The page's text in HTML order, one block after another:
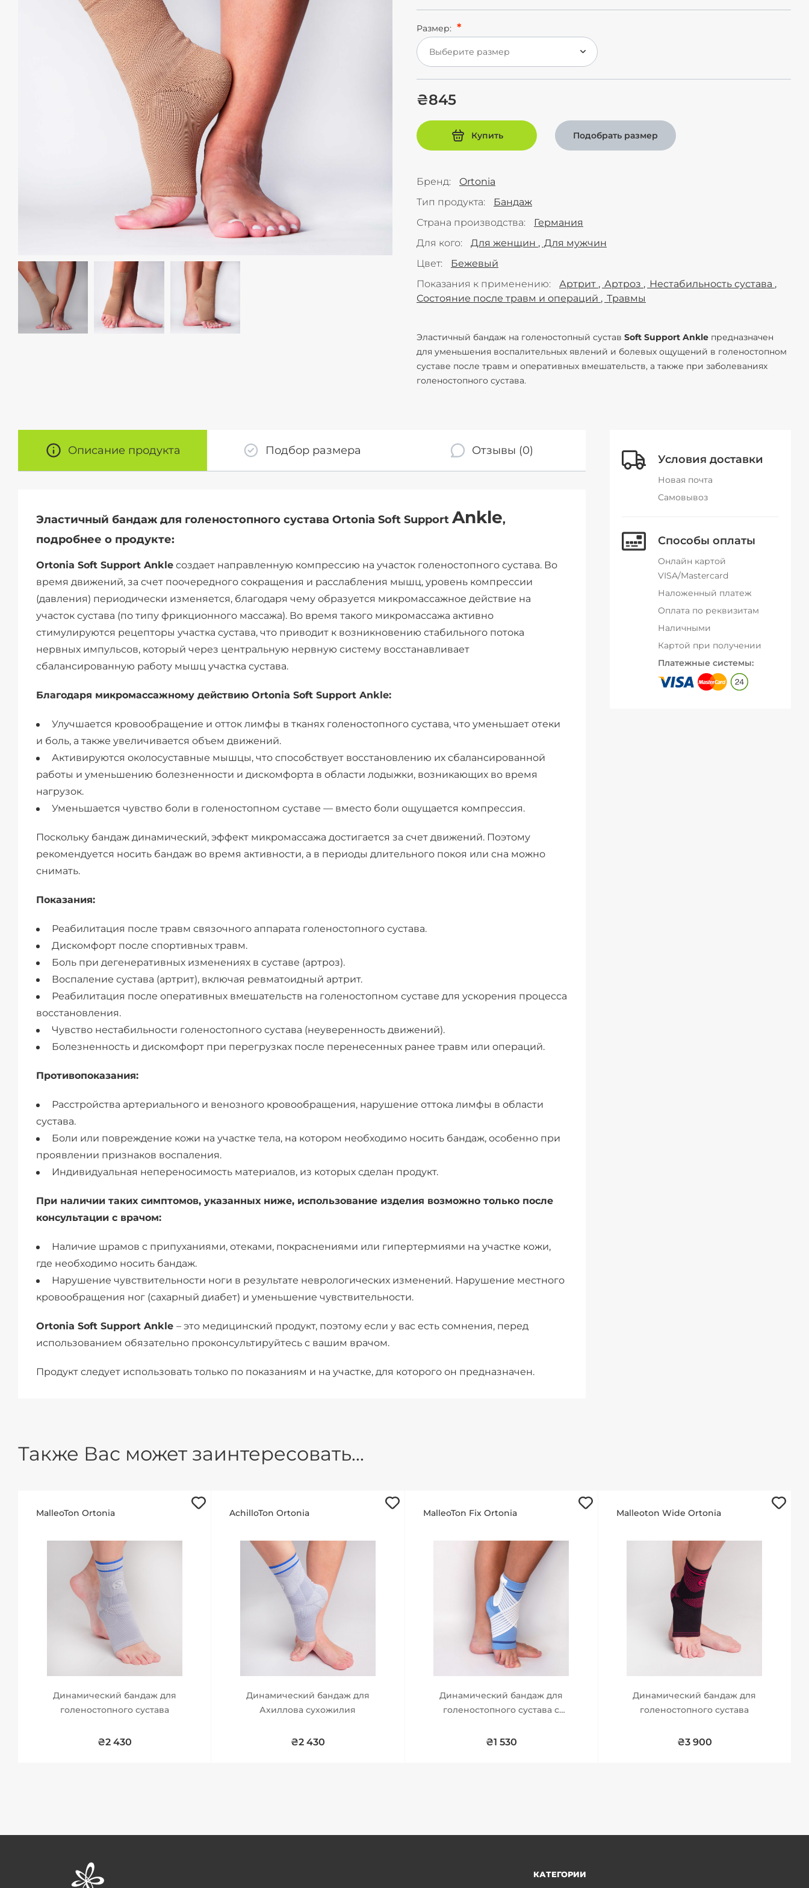
Спина и таз
Для беременных
Размер:
Выберите размер
₴845
Купить Подобрать размер
Бренд
Ortonia
Тип продукта
Бандаж
Страна производства
Германия
Для кого
Для женщин
Для мужчин
Цвет
Бежевый
Показания к применению
Артрит Артроз
Нестабильность сустава
Состояние после травм и операций
Травмы
Эластичный бандаж на голеностопный сустав Soft Support Ankle предназначен
для уменьшения воспалительных явлений и болевых ощущений в голеностопном
суставе после травм и оперативных вмешательств, а также при заболеваниях
голеностопного сустава.
Описание продукта Подбор размера Отзывы (0)
Эластичный бандаж для голеностопного сустава Ortonia Soft Support Ankle,
подробнее о продукте:
Ortonia Soft Support Ankle создает направленную компрессию на участок голеностопного сустава. Во
время движений, за счет поочередного сокращения и расслабления мышц, уровень компрессии
(давления) периодически изменяется, благодаря чему образуется микромассажное действие на
участок сустава (по типу фрикционного массажа). Во время такого микромассажа активно
стимулируются рецепторы участка сустава, что приводит к возникновению стабильного потока
нервных импульсов, который через центральную нервную систему восстанавливает
сбалансированную работу мышц участка сустава.
Благодаря микромассажному действию Ortonia Soft Support Ankle:
Улучшается кровообращение и отток лимфы в тканях голеностопного сустава, что уменьшает отеки
и боль, а также увеличивается объем движений.
Активируются околосуставные мышцы, что способствует восстановлению их сбалансированной
работы и уменьшению болезненности и дискомфорта в области лодыжки, возникающих во время
нагрузок.
Уменьшается чувство боли в голеностопном суставе — вместо боли ощущается компрессия.
Поскольку бандаж динамический, эффект микромассажа достигается за счет движений. Поэтому
рекомендуется носить бандаж во время активности, а в периоды длительного покоя или сна можно
снимать.
Показания:
Реабилитация после травм связочного аппарата голеностопного сустава.
Дискомфорт после спортивных травм.
Боль при дегенеративных изменениях в суставе (артроз).
Воспаление сустава (артрит), включая ревматоидный артрит.
Реабилитация после оперативных вмешательств на голеностопном суставе для ускорения процесса
восстановления.
Чувство нестабильности голеностопного сустава (неуверенность движений).
Болезненность и дискомфорт при перегрузках после перенесенных ранее травм или операций.
Противопоказания:
Расстройства артериального и венозного кровообращения, нарушение оттока лимфы в области
сустава.
Боли или повреждение кожи на участке тела, на котором необходимо носить бандаж, особенно при
проявлении признаков воспаления.
Индивидуальная непереносимость материалов, из которых сделан продукт.
При наличии таких симптомов, указанных ниже, использование изделия возможно только после
консультации с врачом:
Наличие шрамов с припуханиями, отеками, покраснениями или гипертермиями на участке кожи,
где необходимо носить бандаж.
Нарушение чувствительности ноги в результате неврологических изменений. Нарушение местного
кровообращения ног (сахарный диабет) и уменьшение чувствительности.
Ortonia Soft Support Ankle – это медицинский продукт, поэтому если у вас есть сомнения, перед
использованием обязательно проконсультируйтесь с вашим врачом.
Продукт следует использовать только по показаниям и на участке, для которого он предназначен.
Условия доставки
Новая почта
Самовывоз
Способы оплаты
Онлайн картой
VISA/Mastercard
Наложенный платеж
Оплата по реквизитам
Наличными
Картой при получении
Платежные системы:
Также Вас может заинтересовать...
MalleoTon Ortonia
Динамический бандаж для
голеностопного сустава
₴2 430
AchilloTon Ortonia
Динамический бандаж для
Ахиллова сухожилия
₴2 430
MalleoTon Fix Ortonia
Динамический бандаж для
голеностопного сустава с
стабилизирующей лентой
₴1 530
Malleoton Wide Ortonia
Динамический бандаж для
голеностопного сустава
₴3 900
КАТЕГОРИИ